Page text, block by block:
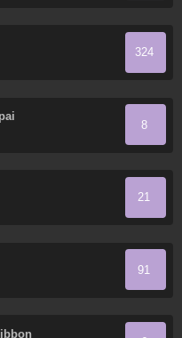
324
8
21
91